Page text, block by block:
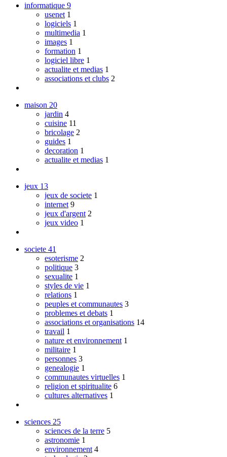
informatique 9
usenet 1
logiciels 1
multimedia 1
images 1
formation 1
logiciel libre 1
actualite et medias 1
associations et clubs 2
maison 20
jardin 4
cuisine 11
bricolage 2
guides 1
decoration 1
actualite et medias 1
jeux 13
jeux de societe 1
internet 9
jeux d'argent 2
jeux video 1
societe 41
esoterisme 2
politique 3
sexualite 1
styles de vie 1
relations 1
peuples et communautes 3
problemes et debats 1
associations et organisations 14
travail 1
nature et environnement 1
militaire 1
personnes 3
genealogie 1
communautes virtuelles 1
religion et spiritualite 6
cultures alternatives 1
sciences 25
sciences de la terre 5
astronomie 1
environnement 4